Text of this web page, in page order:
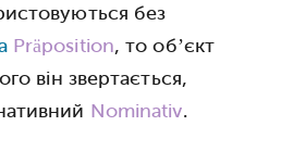
без
Präposition, то об’єкт
він звертається,
Nominativ.